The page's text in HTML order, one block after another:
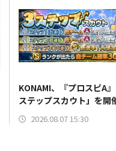
KONAMI、『プロスピA
ステップスカウト」を開
2026.08.07 15:30